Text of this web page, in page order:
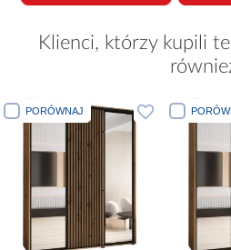
Klienci, którzy kupili
PORÓWNAJ